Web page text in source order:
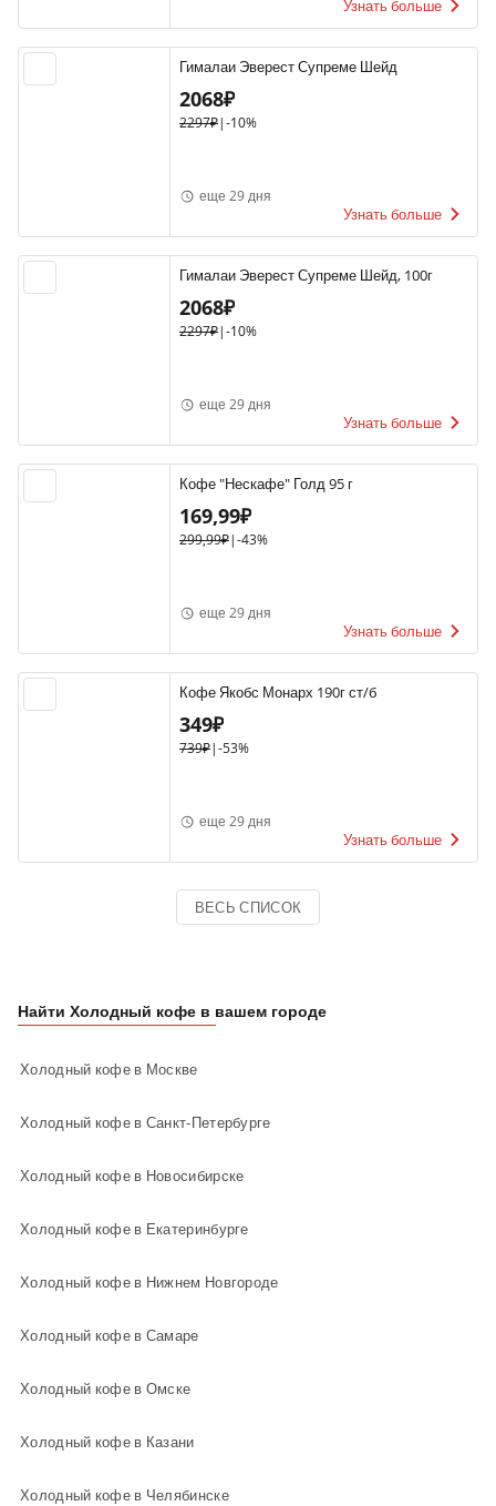
Узнать больше
Гималаи Эверест Супреме Шейд
2068₽
2297₽|-10%
еще 29 дня
Узнать больше
Гималаи Эверест Супреме Шейд, 100г
2068₽
2297₽|-10%
еще 29 дня
Узнать больше
Кофе "Нескафе" Голд 95 г
169,99₽
299,99₽|-43%
еще 29 дня
Узнать больше
Кофе Якобс Монарх 190г ст/б
349₽
739₽|-53%
еще 29 дня
Узнать больше
ВЕСЬ СПИСОК
Найти Холодный кофе в вашем городе
Холодный кофе в Москве
Холодный кофе в Санкт-Петербурге
Холодный кофе в Новосибирске
Холодный кофе в Екатеринбурге
Холодный кофе в Нижнем Новгороде
Холодный кофе в Самаре
Холодный кофе в Омске
Холодный кофе в Казани
Холодный кофе в Челябинске